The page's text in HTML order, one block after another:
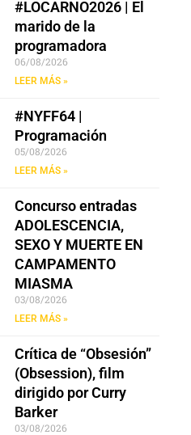
#LOCARNO2026 | El
marido de la
programadora
06/08/2026
LEER MÁS »
#NYFF64 |
Programación
05/08/2026
LEER MÁS »
Concurso entradas
ADOLESCENCIA,
SEXO Y MUERTE EN
CAMPAMENTO
MIASMA
03/08/2026
LEER MÁS »
Crítica de “Obsesión”
(Obsession), film
dirigido por Curry
Barker
03/08/2026